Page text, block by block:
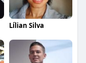
Lílian Silva